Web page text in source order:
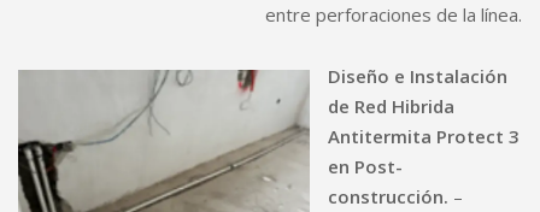
entre perforaciones de la línea.
Diseño e Instalación
de Red Hibrida
Antitermita Protect 3
en Post-
construcción. –